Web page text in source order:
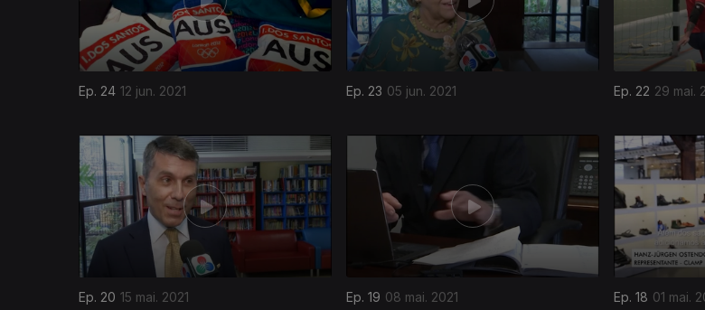
Ep. 24 12 jun. 2021 Ep. 23 05 jun. 2021 Ep. 22 29 mai.
Ep. 20 15 mai. 2021 Ep. 19 08 mai. 2021 Ep. 18 01 mai.
539654